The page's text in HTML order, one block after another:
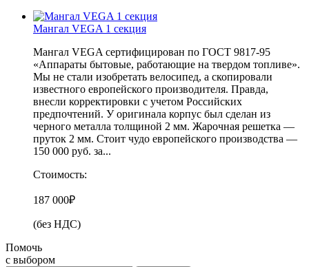
Мангал VEGA 1 секция
Мангал VEGA сертифицирован по ГОСТ 9817-95
«Аппараты бытовые, работающие на твердом топливе».
Мы не стали изобретать велосипед, а скопировали
известного европейского производителя. Правда,
внесли корректировки с учетом Российских
предпочтений. У оригинала корпус был сделан из
черного металла толщиной 2 мм. Жарочная решетка —
пруток 2 мм. Стоит чудо европейского производства —
150 000 руб. за...
Стоимость:
187 000₽
(без НДС)
Помочь
с выбором